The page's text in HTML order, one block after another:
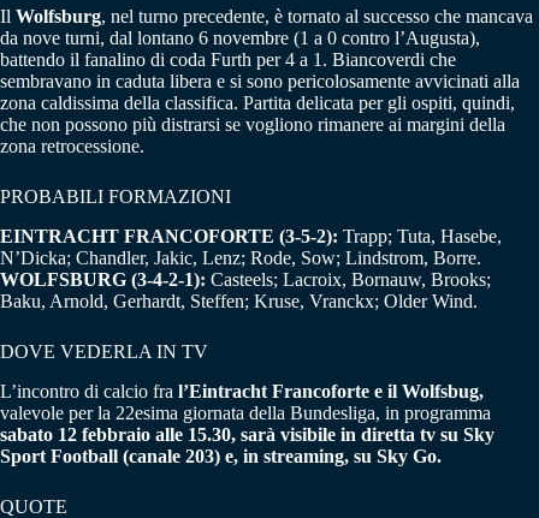
Il Wolfsburg, nel turno precedente, è tornato al successo che mancava
da nove turni, dal lontano 6 novembre (1 a 0 contro l’Augusta),
battendo il fanalino di coda Furth per 4 a 1. Biancoverdi che
sembravano in caduta libera e si sono pericolosamente avvicinati alla
zona caldissima della classifica. Partita delicata per gli ospiti, quindi,
che non possono più distrarsi se vogliono rimanere ai margini della
zona retrocessione.
PROBABILI FORMAZIONI
EINTRACHT FRANCOFORTE (3-5-2): Trapp; Tuta, Hasebe,
N’Dicka; Chandler, Jakic, Lenz; Rode, Sow; Lindstrom, Borre.
WOLFSBURG (3-4-2-1): Casteels; Lacroix, Bornauw, Brooks;
Baku, Arnold, Gerhardt, Steffen; Kruse, Vranckx; Older Wind.
DOVE VEDERLA IN TV
L’incontro di calcio fra l’Eintracht Francoforte e il Wolfsbug,
valevole per la 22esima giornata della Bundesliga, in programma
sabato 12 febbraio alle 15.30, sarà visibile in diretta tv su Sky
Sport Football (canale 203) e, in streaming, su Sky Go.
QUOTE